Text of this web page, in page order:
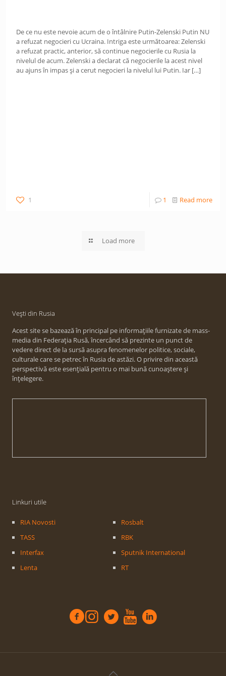
De ce nu este nevoie acum de o întâlnire Putin-Zelenski Putin NU
a refuzat negocieri cu Ucraina. Intriga este următoarea: Zelenski
a refuzat practic, anterior, să continue negocierile cu Rusia la
nivelul de acum. Zelenski a declarat că negocierile la acest nivel
au ajuns în impas și a cerut negocieri la nivelul lui Putin. Iar […]
1 1 Read more
Load more
Vești din Rusia
Acest site se bazează în principal pe informațiile furnizate de mass-
media din Federația Rusă, încercând să prezinte un punct de
vedere direct de la sursă asupra fenomenelor politice, sociale,
culturale care se petrec în Rusia de astăzi. O privire din această
perspectivă este esențială pentru o mai bună cunoaștere și
înțelegere.
Linkuri utile
RIA Novosti
TASS
Interfax
Lenta
Rosbalt
RBK
Sputnik International
RT